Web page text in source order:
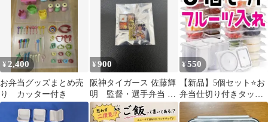
¥ 2,400
お弁当グッズまとめ売
り カッター付き
¥900
阪神タイガース 佐藤輝
明 監督・選手弁当 ツ
インアクリルキーホル
ダー
¥550
【新品】5個セット⭐お
弁当仕切り付きタッパ
ー ランチボックス 惣
菜・フルーツ容器